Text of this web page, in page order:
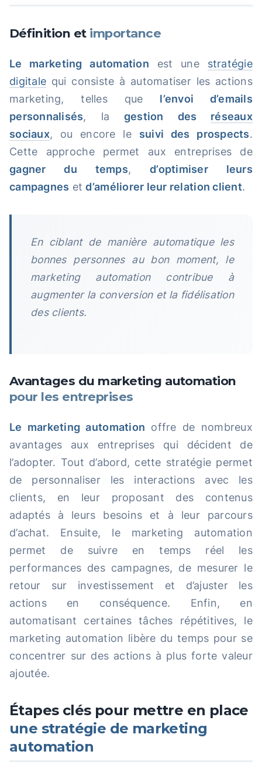
Définition et importance
Le marketing automation est une stratégie
digitale qui consiste à automatiser les actions
marketing, telles que l’envoi d’emails
personnalisés, la gestion des réseaux
sociaux, ou encore le suivi des prospects.
Cette approche permet aux entreprises de
gagner du temps, d’optimiser leurs
campagnes etd’améliorer leur relation client.
En ciblant de manière automatique les
bonnes personnes au bon moment, le
marketing automation contribue à
augmenter la conversion et la fidélisation
des clients.
Avantages du marketing automation
pour les entreprises
Le marketing automation offre de nombreux
avantages aux entreprises qui décident de
l’adopter. Tout d’abord, cette stratégie permet
de personnaliser les interactions avec les
clients, en leur proposant des contenus
adaptés à leurs besoins et à leur parcours
d’achat. Ensuite, le marketing automation
permet de suivre en temps réel les
performances des campagnes, de mesurer le
retour sur investissement et d’ajuster les
actions en conséquence. Enfin, en
automatisant certaines tâches répétitives, le
marketing automation libère du temps pour se
concentrer sur des actions à plus forte valeur
ajoutée.
Étapes clés pour mettre en place
une stratégie de marketing
automation